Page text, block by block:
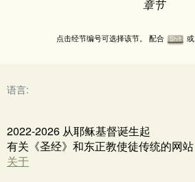
章节
点击经节编号可选择该节。 配合 Shift 或
语言:
2022-2026 从耶稣基督诞生起
有关《圣经》和东正教使徒传统的网站
关于